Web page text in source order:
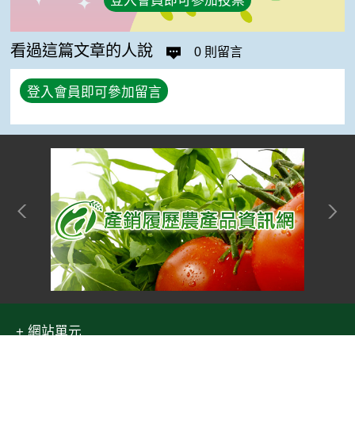
看過這篇文章的人說 0 則留言
登入會員即可參加留言
網站單元